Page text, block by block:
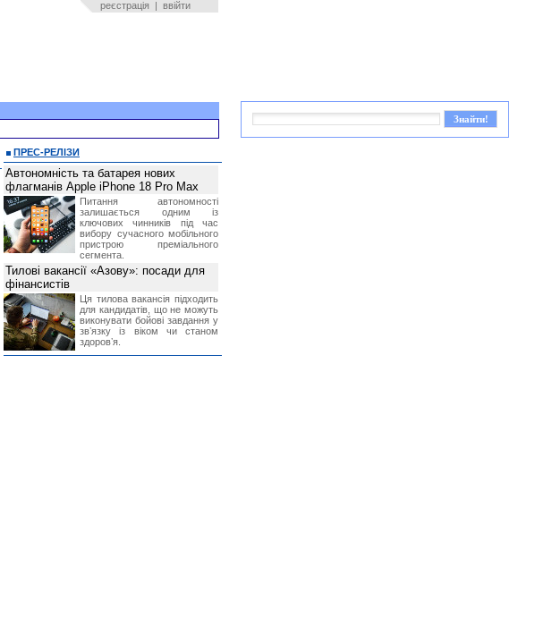
реєстрація | ввійти
ПРЕС-РЕЛІЗИ
Автономність та батарея нових
флагманів Apple iPhone 18 Pro Max
Питання автономності
залишається одним із
ключових чинників під час
вибору сучасного мобільного
пристрою преміального
сегмента.
Тилові вакансії «Азову»: посади для
фінансистів
Ця тилова вакансія підходить
для кандидатів, що не можуть
виконувати бойові завдання у
звʼязку із віком чи станом
здоровʼя.